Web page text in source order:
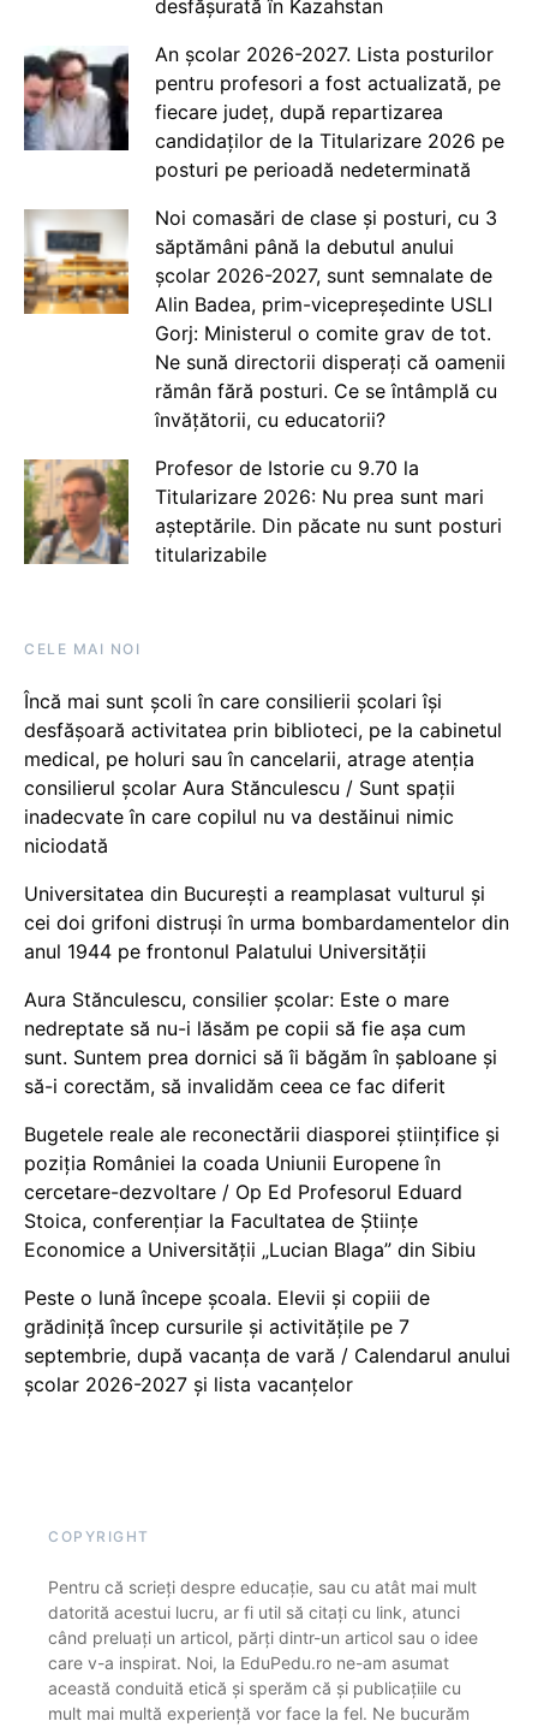
desfășurată în Kazahstan
An școlar 2026-2027. Lista posturilor
pentru profesori a fost actualizată, pe
fiecare județ, după repartizarea
candidaților de la Titularizare 2026 pe
posturi pe perioadă nedeterminată
Noi comasări de clase și posturi, cu 3
săptămâni până la debutul anului
școlar 2026-2027, sunt semnalate de
Alin Badea, prim-vicepreședinte USLI
Gorj: Ministerul o comite grav de tot.
Ne sună directorii disperați că oamenii
rămân fără posturi. Ce se întâmplă cu
învățătorii, cu educatorii?
Profesor de Istorie cu 9.70 la
Titularizare 2026: Nu prea sunt mari
așteptările. Din păcate nu sunt posturi
titularizabile
CELE MAI NOI
Încă mai sunt școli în care consilierii școlari își
desfășoară activitatea prin biblioteci, pe la cabinetul
medical, pe holuri sau în cancelarii, atrage atenția
consilierul școlar Aura Stănculescu / Sunt spații
inadecvate în care copilul nu va destăinui nimic
niciodată
Universitatea din București a reamplasat vulturul și
cei doi grifoni distruși în urma bombardamentelor din
anul 1944 pe frontonul Palatului Universității
Aura Stănculescu, consilier școlar: Este o mare
nedreptate să nu-i lăsăm pe copii să fie așa cum
sunt. Suntem prea dornici să îi băgăm în șabloane și
să-i corectăm, să invalidăm ceea ce fac diferit
Bugetele reale ale reconectării diasporei științifice și
poziția României la coada Uniunii Europene în
cercetare-dezvoltare / Op Ed Profesorul Eduard
Stoica, conferențiar la Facultatea de Științe
Economice a Universității „Lucian Blaga” din Sibiu
Peste o lună începe școala. Elevii și copiii de
grădiniță încep cursurile și activitățile pe 7
septembrie, după vacanța de vară / Calendarul anului
școlar 2026-2027 și lista vacanțelor
COPYRIGHT
Pentru că scrieți despre educație, sau cu atât mai mult
datorită acestui lucru, ar fi util să citați cu link, atunci
când preluați un articol, părți dintr-un articol sau o idee
care v-a inspirat. Noi, la EduPedu.ro ne-am asumat
această conduită etică și sperăm că și publicațiile cu
mult mai multă experiență vor face la fel. Ne bucurăm